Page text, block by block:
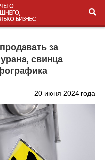
за
свинца
20 июня 2024 года